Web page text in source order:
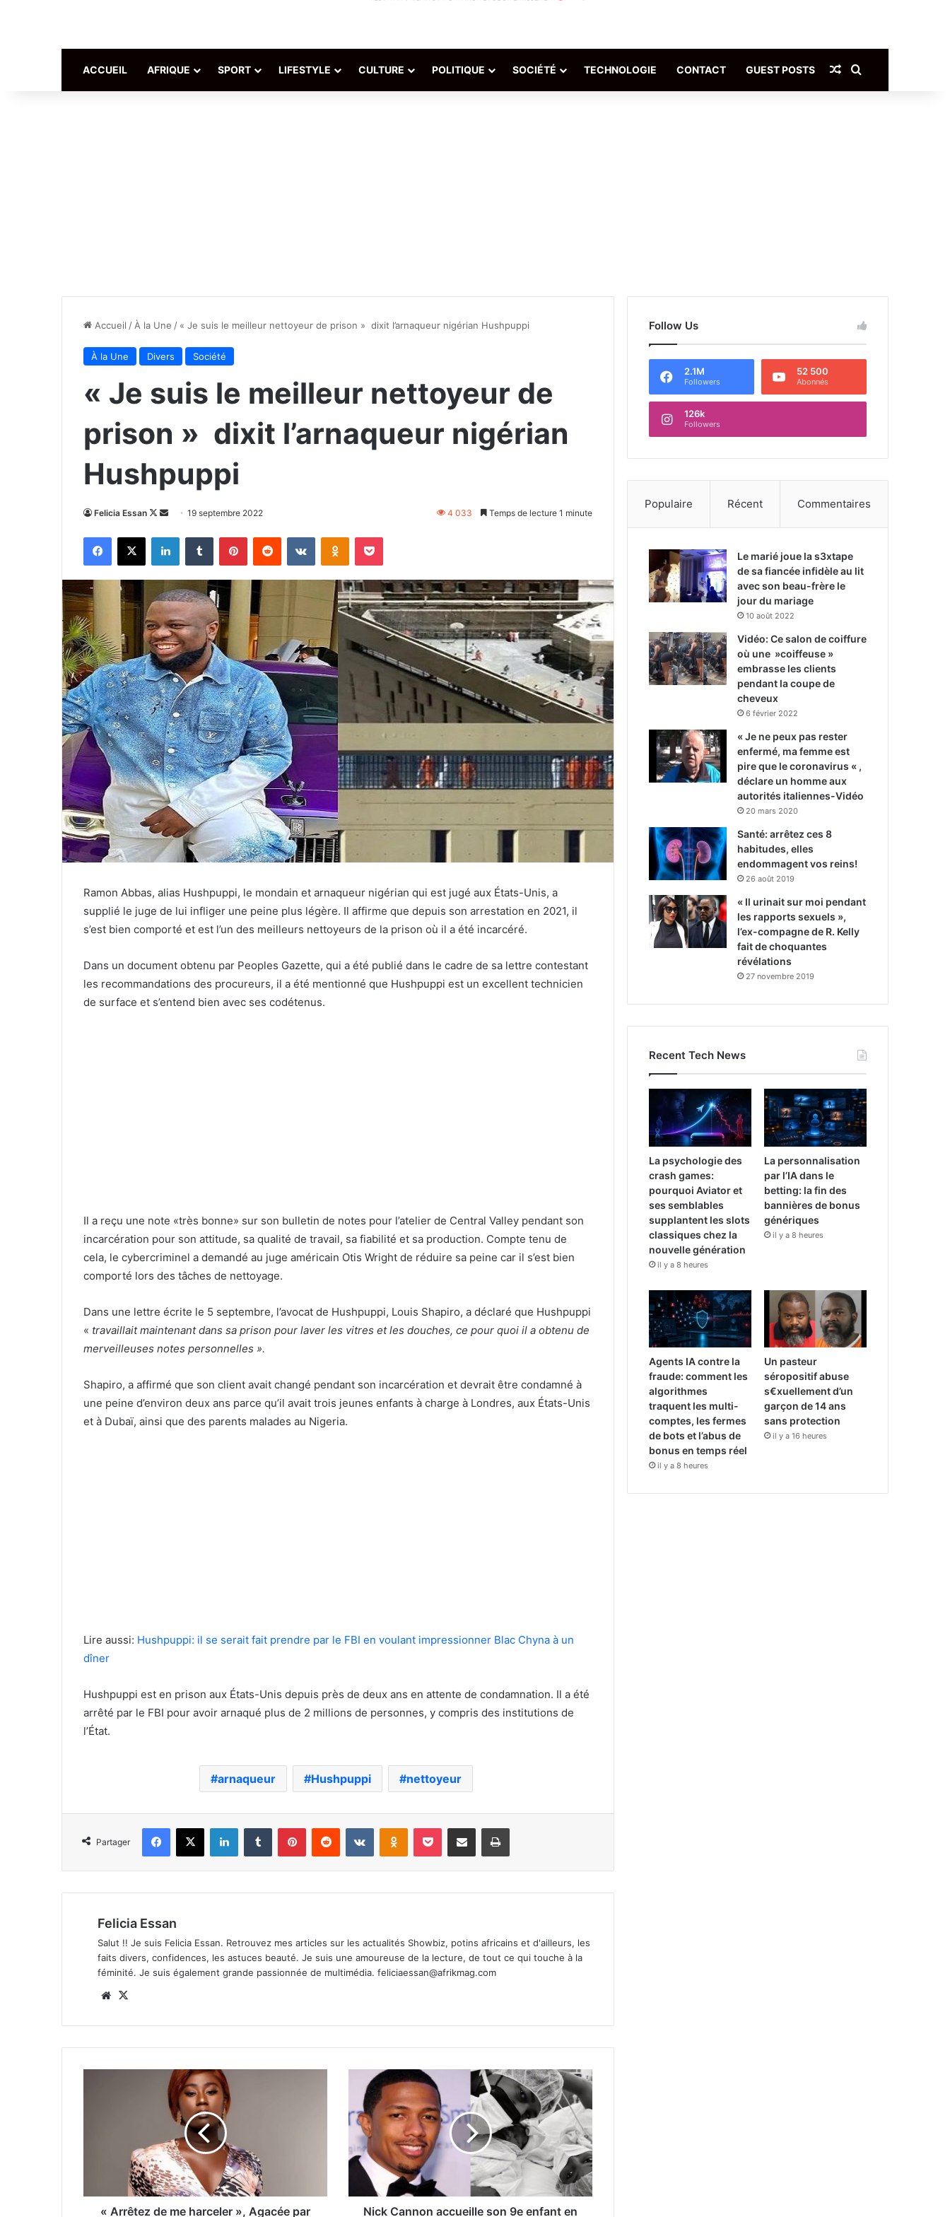
ACCUEIL AFRIQUE SPORT LIFESTYLE CULTURE POLITIQUE SOCIÉTÉ TECHNOLOGIE CONTACT GUEST POSTS Article Aléatoire
Accueil / À la Une / « Je suis le meilleur nettoyeur de prison » dixit l’arnaqueur nigérian Hushpuppi
À la Une Divers Société
« Je suis le meilleur nettoyeur de
prison » dixit l’arnaqueur nigérian
Hushpuppi
Felicia Essan
Follow
X
Envoyer19 septembre 2022 4 033 Temps de lecture 1 minute
Facebook
X LinkedinTumblr PinterestReddit VKontakteOdnoklassniki
Pocket
Ramon Abbas, alias Hushpuppi, le mondain et arnaqueur nigérian qui est jugé aux États-Unis, a
supplié le juge de lui infliger une peine plus légère. Il affirme que depuis son arrestation en 2021, il
s’est bien comporté et est l’un des meilleurs nettoyeurs de la prison où il a été incarcéré.
Dans un document obtenu par Peoples Gazette, qui a été publié dans le cadre de sa lettre contestant
les recommandations des procureurs, il a été mentionné que Hushpuppi est un excellent technicien
de surface et s’entend bien avec ses codétenus.
Il a reçu une note «très bonne» sur son bulletin de notes pour l’atelier de Central Valley pendant son
incarcération pour son attitude, sa qualité de travail, sa fiabilité et sa production. Compte tenu de
cela, le cybercriminel a demandé au juge américain Otis Wright de réduire sa peine car il s’est bien
comporté lors des tâches de nettoyage.
Dans une lettre écrite le 5 septembre, l’avocat de Hushpuppi, Louis Shapiro, a déclaré que Hushpuppi
« travaillait maintenant dans sa prison pour laver les vitres et les douches, ce pour quoi il a obtenu de
merveilleuses notes personnelles ».
Shapiro, a affirmé que son client avait changé pendant son incarcération et devrait être condamné à
une peine d’environ deux ans parce qu’il avait trois jeunes enfants à charge à Londres, aux États-Unis
et à Dubaï, ainsi que des parents malades au Nigeria.
Lire aussi: Hushpuppi: il se serait fait prendre par le FBI en voulant impressionner Blac Chyna à un
dîner
Hushpuppi est en prison aux États-Unis depuis près de deux ans en attente de condamnation. Il a été
arrêté par le FBI pour avoir arnaqué plus de 2 millions de personnes, y compris des institutions de
l’État.
arnaqueur Hushpuppi nettoyeur
Partager
Facebook
X LinkedinTumblr PinterestReddit VKontakteOdnoklassniki
Pocket Partager par email Imprimer
Felicia Essan
Salut !! Je suis Felicia Essan. Retrouvez mes articles sur les actualités Showbiz, potins africains et d'ailleurs, les
faits divers, confidences, les astuces beauté. Je suis une amoureuse de la lecture, de tout ce qui touche à la
féminité. Je suis également grande passionnée de multimédia. feliciaessan@afrikmag.com
Website
« Arrêtez de me harceler », Agacée par Nick Cannon accueille son 9e enfant en
Follow Us
2.1M
Followers
52 500
Abonnés
126k
Followers
Populaire Récent Commentaires
Le marié joue la s3xtape
de sa fiancée infidèle au lit
avec son beau-frère le
jour du mariage
10 août 2022
Vidéo: Ce salon de coiffure
où une »coiffeuse »
embrasse les clients
pendant la coupe de
cheveux
6 février 2022
« Je ne peux pas rester
enfermé, ma femme est
pire que le coronavirus « ,
déclare un homme aux
autorités italiennes-Vidéo
20 mars 2020
Santé: arrêtez ces 8
habitudes, elles
endommagent vos reins!
26 août 2019
« Il urinait sur moi pendant
les rapports sexuels »,
l’ex-compagne de R. Kelly
fait de choquantes
révélations
27 novembre 2019
Recent Tech News
La psychologie des
crash games:
pourquoi Aviator et
ses semblables
supplantent les slots
classiques chez la
nouvelle génération
il y a 8 heures
La personnalisation
par l’IA dans le
betting: la fin des
bannières de bonus
génériques
il y a 8 heures
Agents IA contre la
fraude: comment les
algorithmes
traquent les multi-
comptes, les fermes
de bots et l’abus de
bonus en temps réel
il y a 8 heures
Un pasteur
séropositif abuse
s€xuellement d’un
garçon de 14 ans
sans protection
il y a 16 heures